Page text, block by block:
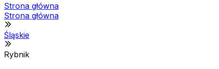
Strona główna
Strona główna
Śląskie
Rybnik